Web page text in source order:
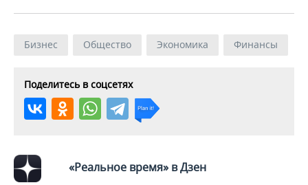
Бизнес Общество Экономика Финансы
Поделитесь в соцсетях
«Реальное время» в Дзен